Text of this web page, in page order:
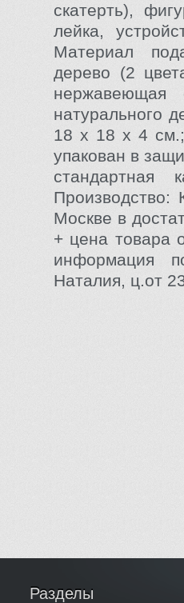
скатерть),
лейка,
Материал
дерево (2
натурального
18 х 18 х 4
упакован в
стандартная
Производство:
Москве в
+ цена товара
информация
Наталия, ц.от
Разделы